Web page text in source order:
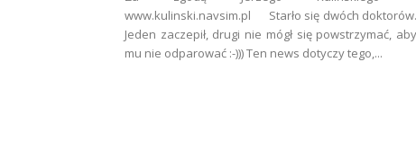
www.kulinski.navsim.pl Starło się dwóch doktorów.
Jeden zaczepił, drugi nie mógł się powstrzymać, aby
mu nie odparować :-))) Ten news dotyczy tego,...